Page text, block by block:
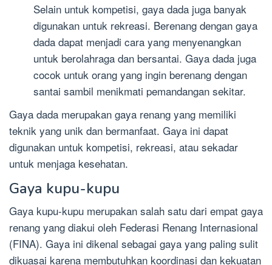
Selain untuk kompetisi, gaya dada juga banyak
digunakan untuk rekreasi. Berenang dengan gaya
dada dapat menjadi cara yang menyenangkan
untuk berolahraga dan bersantai. Gaya dada juga
cocok untuk orang yang ingin berenang dengan
santai sambil menikmati pemandangan sekitar.
Gaya dada merupakan gaya renang yang memiliki
teknik yang unik dan bermanfaat. Gaya ini dapat
digunakan untuk kompetisi, rekreasi, atau sekadar
untuk menjaga kesehatan.
Gaya kupu-kupu
Gaya kupu-kupu merupakan salah satu dari empat gaya
renang yang diakui oleh Federasi Renang Internasional
(FINA). Gaya ini dikenal sebagai gaya yang paling sulit
dikuasai karena membutuhkan koordinasi dan kekuatan